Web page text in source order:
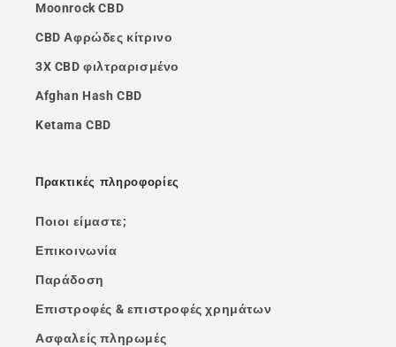
Moonrock CBD
CBD Αφρώδες κίτρινο
3X CBD φιλτραρισμένο
Afghan Hash CBD
Ketama CBD
Πρακτικές πληροφορίες
Ποιοι είμαστε;
Επικοινωνία
Παράδοση
Επιστροφές & επιστροφές χρημάτων
Ασφαλείς πληρωμές